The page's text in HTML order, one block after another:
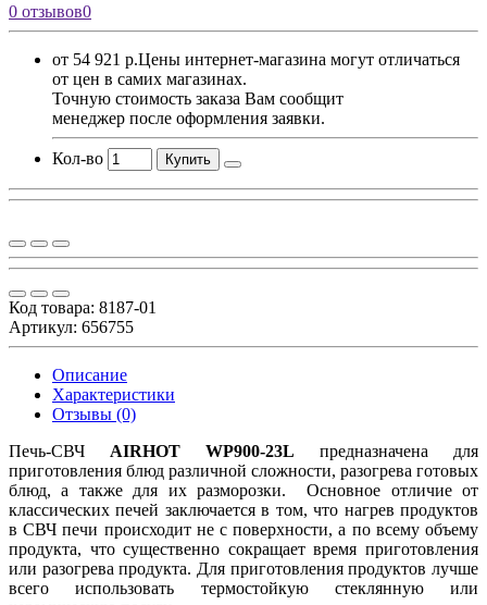
0 отзывов0
от 54 921 р.Цены интернет-магазина могут отличаться
от цен в самих магазинах.
Точную стоимость заказа Вам сообщит
менеджер после оформления заявки.
Кол-во Купить
Код товара: 8187-01
Артикул: 656755
Описание
Характеристики
Отзывы (0)
Печь-СВЧ AIRHOT WP900-23L предназначена для
приготовления блюд различной сложности, разогрева готовых
блюд, а также для их разморозки. Основное отличие от
классических печей заключается в том, что нагрев продуктов
в СВЧ печи происходит не с поверхности, а по всему объему
продукта, что существенно сокращает время приготовления
или разогрева продукта. Для приготовления продуктов лучше
всего использовать термостойкую стеклянную или